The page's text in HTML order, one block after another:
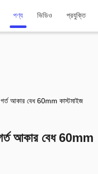
পণ্য ভিডিও প্রযুক্তি
আকার বেধ 60mm কাস্টমাইজ
আকার বেধ 60mm